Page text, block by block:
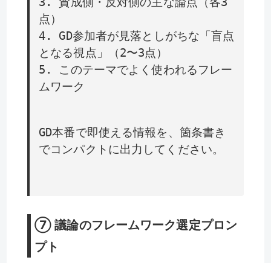
点）
4. GD参加者が見落としがちな「盲点
となる視点」（2〜3点）
5. このテーマでよく使われるフレー
ムワーク
GD本番で即使える情報を、箇条書き
でコンパクトに出力してください。
⑦ 議論のフレームワーク選定プロン
プト